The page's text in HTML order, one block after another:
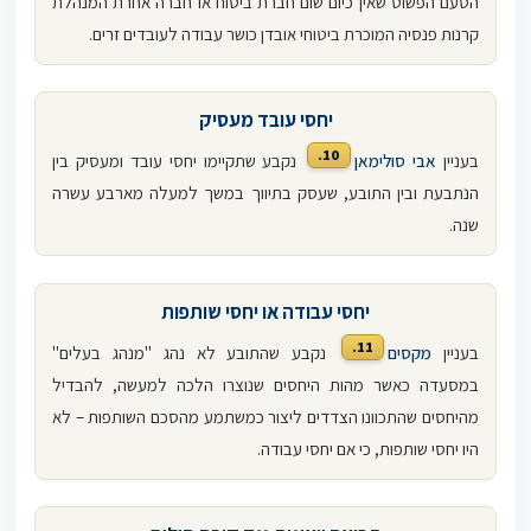
קרנות פנסיה המוכרת ביטוחי אובדן כושר עבודה לעובדים זרים.
יחסי עובד מעסיק
בעניין אבי סולימאן 10.
נקבע שתקיימו יחסי עובד ומעסיק בין
הנתבעת ובין התובע, שעסק בתיווך במשך למעלה מארבע עשרה
שנה.
יחסי עבודה או יחסי שותפות
בעניין מקסים 11.
נקבע שהתובע לא נהג "מנהג בעלים"
במסעדה כאשר מהות היחסים שנוצרו הלכה למעשה, להבדיל
מהיחסים שהתכוונו הצדדים ליצור כמשתמע מהסכם השותפות – לא
היו יחסי שותפות, כי אם יחסי עבודה.